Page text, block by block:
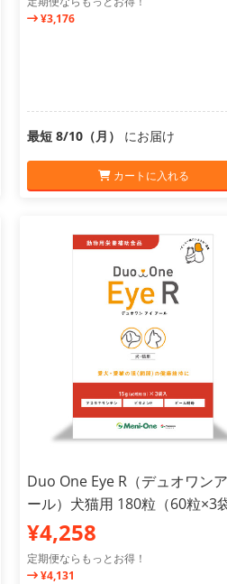
¥3,176
最短 8/10（月） にお届け
カートに入れる
Duo One Eye R（デュオワン
ール）犬猫用 180粒（60粒×3袋
¥4,258
定期便ならもっとお得！
¥4,131